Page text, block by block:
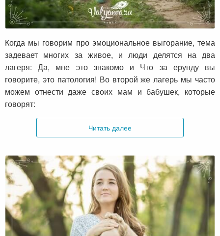
«Да просто перестань ныть и все! Нет
никакого выгорания!»
Когда мы говорим про эмоциональное выгорание, тема
задевает многих за живое, и люди делятся на два
лагеря: Да, мне это знакомо и Что за ерунду вы
говорите, это патология! Во второй же лагерь мы часто
можем отнести даже своих мам и бабушек, которые
говорят:
Читать далее